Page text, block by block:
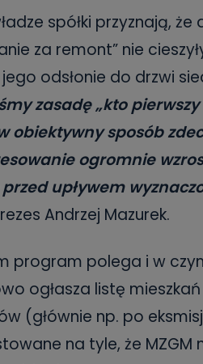
spółki przyznają,
za remont” nie
odsłonie do drzwi
zasadę „kto
obiektywny sposób
ogromnie
przed upływem
Andrzej Mazurek.
program polega i w
ogłasza listę
(głównie np. po
na tyle, że MZGM